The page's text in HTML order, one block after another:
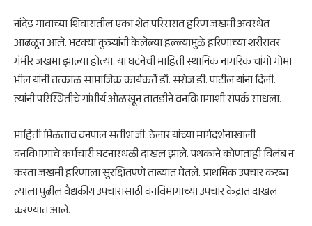
नांदेड गावाच्या शिवारातील एका शेत परिसरात हरिण जखमी अवस्थेत
आढळून आले. भटक्या कुत्र्यांनी केलेल्या हल्ल्यामुळे हरिणाच्या शरीरावर
गंभीर जखमा झाल्या होत्या. या घटनेची माहिती स्थानिक नागरिक चांगो गोमा
भील यांनी तत्काळ सामाजिक कार्यकर्ते डॉ. सरोज डी. पाटील यांना दिली.
त्यांनी परिस्थितीचे गांभीर्य ओळखून तातडीने वनविभागाशी संपर्क साधला.
माहिती मिळताच वनपाल सतीश जी. ठेलार यांच्या मार्गदर्शनाखाली
वनविभागाचे कर्मचारी घटनास्थळी दाखल झाले. पथकाने कोणताही विलंब न
करता जखमी हरिणाला सुरक्षितपणे ताब्यात घेतले. प्राथमिक उपचार करून
त्याला पुढील वैद्यकीय उपचारासाठी वनविभागाच्या उपचार केंद्रात दाखल
करण्यात आले.